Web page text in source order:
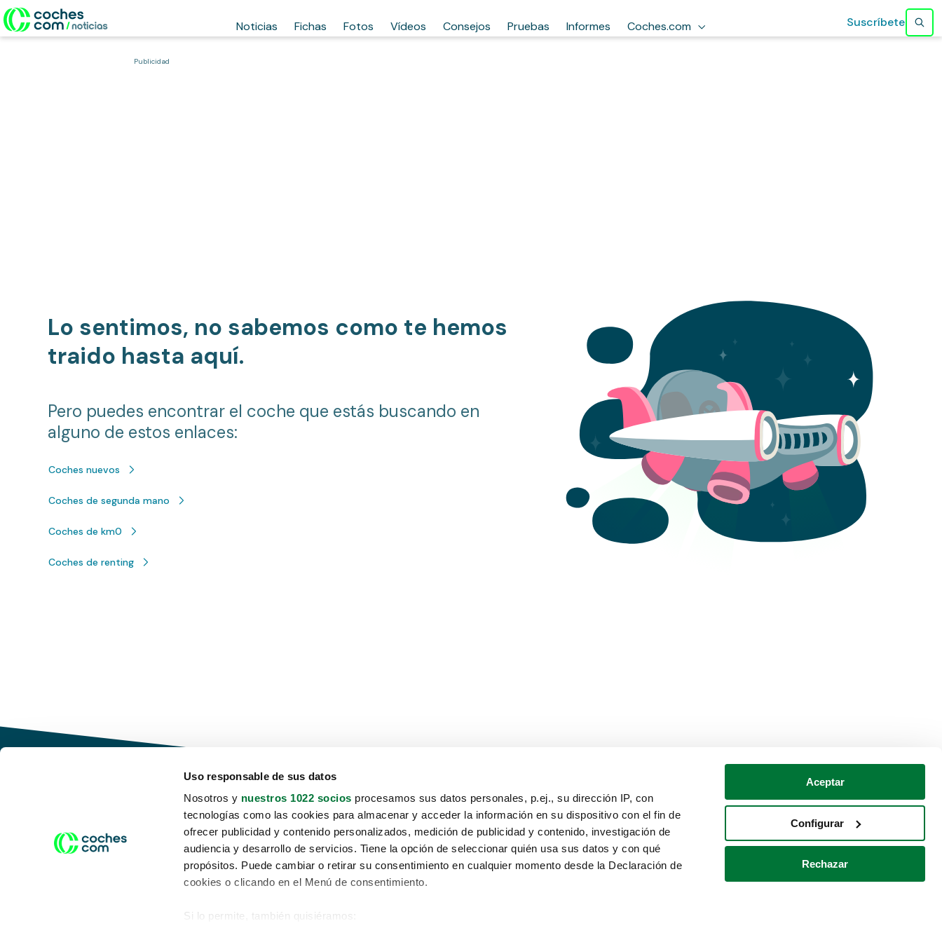
Uso responsable de sus datos
Nosotros y nuestros 1022 socios procesamos sus datos personales, p.ej., su dirección IP, con
tecnologías como las cookies para almacenar y acceder la información en su dispositivo con el fin de
ofrecer publicidad y contenido personalizados, medición de publicidad y contenido, investigación de
audiencia y desarrollo de servicios. Tiene la opción de seleccionar quién usa sus datos y con qué
propósitos. Puede cambiar o retirar su consentimiento en cualquier momento desde la Declaración de
cookies o clicando en el Menú de consentimiento.
Si lo permite, también quisiéramos:
Aceptar
Configurar
Rechazar
Noticias Fichas Fotos Vídeos Consejos Pruebas Informes Coches.com Suscríbete
Publicidad
Lo sentimos, no sabemos como te hemos
traido hasta aquí.
Pero puedes encontrar el coche que estás buscando en
alguno de estos enlaces:
Coches nuevos
Coches de segunda mano
Coches de km0
Coches de renting
Conduce tu futuro,
desata tu movilidad